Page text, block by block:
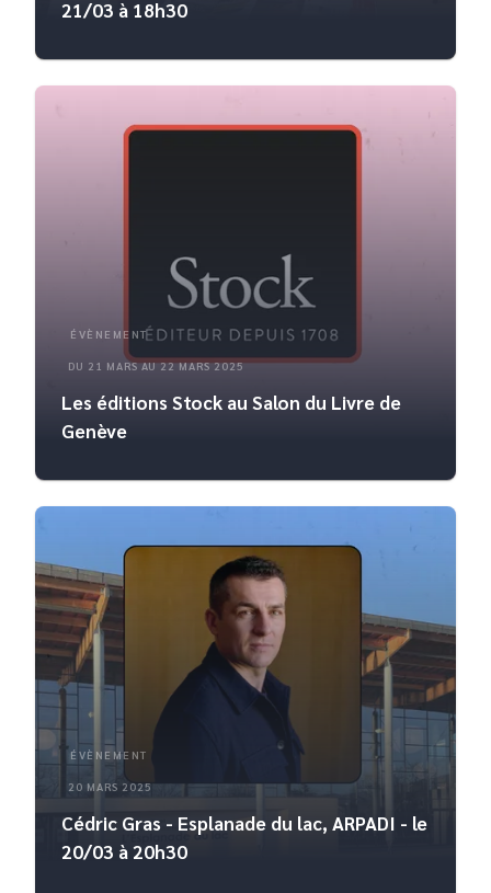
21/03 à 18h30
ÉVÈNEMENT
DU 21 MARS AU 22 MARS 2025
Les éditions Stock au Salon du Livre de
Genève
ÉVÈNEMENT
20 MARS 2025
Cédric Gras - Esplanade du lac, ARPADI - le
20/03 à 20h30